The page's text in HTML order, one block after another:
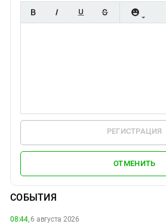
РЕГИСТРАЦИЯ
ОТМЕНИТЬ
СОБЫТИЯ
08:44,6 августа 2026